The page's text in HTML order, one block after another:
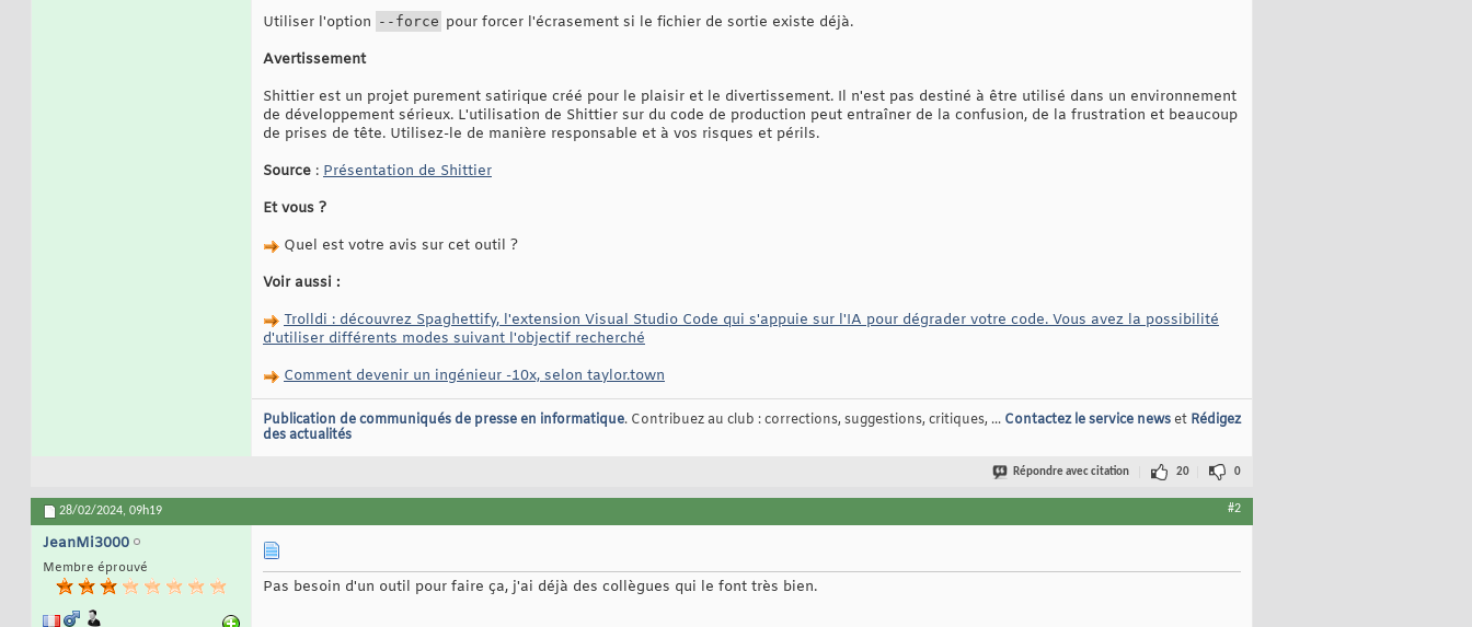
Utiliser l'option --force pour forcer l'écrasement si le fichier de sortie existe déjà.
Avertissement
Shittier est un projet purement satirique créé pour le plaisir et le divertissement. Il n'est pas destiné à être utilisé dans un environnement
de développement sérieux. L'utilisation de Shittier sur du code de production peut entraîner de la confusion, de la frustration et beaucoup
de prises de tête. Utilisez-le de manière responsable et à vos risques et périls.
Source : Présentation de Shittier
Et vous ?
Quel est votre avis sur cet outil ?
Voir aussi :
Trolldi : découvrez Spaghettify, l'extension Visual Studio Code qui s'appuie sur l'IA pour dégrader votre code. Vous avez la possibilité
d'utiliser différents modes suivant l'objectif recherché
Comment devenir un ingénieur -10x, selon taylor.town
Publication de communiqués de presse en informatique. Contribuez au club : corrections, suggestions, critiques, ... Contactez le service newset Rédigez
des actualités
Répondre avec citation 20 0
28/02/2024, 09h19 #2
JeanMi3000
Membre éprouvé
Pas besoin d'un outil pour faire ça, j'ai déjà des collègues qui le font très bien.